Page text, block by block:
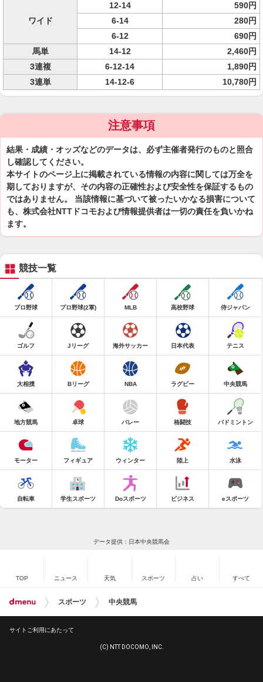
ワイド
12-14
590円
6-14
280円
6-12
690円
馬単
14-12
2,460円
3連複
6-12-14
1,890円
3連単
14-12-6 10,780円
注意事項
結果・成績・オッズなどのデータは、必ず主催者発行のものと照合
し確認してください。
本サイトのページ上に掲載されている情報の内容に関しては万全を
期しておりますが、その内容の正確性および安全性を保証するもの
ではありません。 当該情報に基づいて被ったいかなる損害について
も、株式会社NTTドコモおよび情報提供者は一切の責任を負いかね
ます。
競技一覧
プロ野球 プロ野球(2軍) MLB 高校野球 侍ジャパン
ゴルフ Jリーグ 海外サッカー 日本代表 テニス
大相撲 Bリーグ NBA ラグビー 中央競馬
地方競馬 卓球 バレー 格闘技 バドミントン
モーター フィギュア ウィンター 陸上 水泳
自転車 学生スポーツ Doスポーツ ビジネス eスポーツ
データ提供：日本中央競馬会
TOP ニュース 天気 スポーツ 占い すべて
スポーツ 中央競馬
サイトご利用にあたって
(C) NTT DOCOMO, INC.